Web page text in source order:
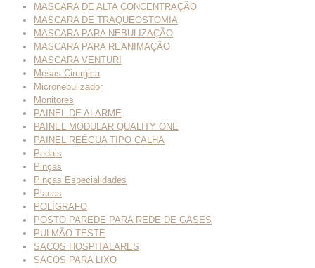
MASCARA DE ALTA CONCENTRAÇÃO
MASCARA DE TRAQUEOSTOMIA
MASCARA PARA NEBULIZAÇÃO
MASCARA PARA REANIMAÇÃO
MASCARA VENTURI
Mesas Cirurgica
Micronebulizador
Monitores
PAINEL DE ALARME
PAINEL MODULAR QUALITY ONE
PAINEL REÉGUA TIPO CALHA
Pedais
Pinças
Pinças Especialidades
Placas
POLÍGRAFO
POSTO PAREDE PARA REDE DE GASES
PULMÃO TESTE
SACOS HOSPITALARES
SACOS PARA LIXO